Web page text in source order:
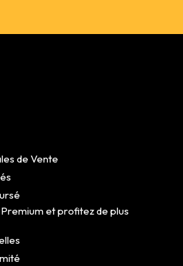
de Vente
et profitez de plus